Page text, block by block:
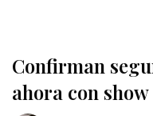
Confirman
ahora con